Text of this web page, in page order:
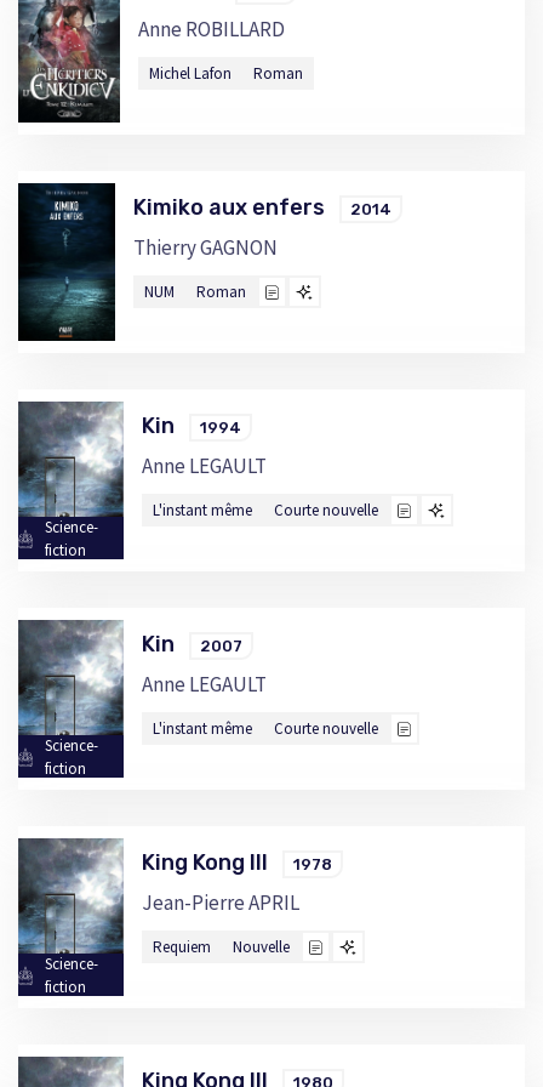
Anne ROBILLARD
Michel Lafon Roman
Kimiko aux enfers 2014
Thierry GAGNON
NUM Roman
Science-
fiction
Kin 1994
Anne LEGAULT
L'instant même Courte nouvelle
Science-
fiction
Kin 2007
Anne LEGAULT
L'instant même Courte nouvelle
Science-
fiction
King Kong III 1978
Jean-Pierre APRIL
Requiem Nouvelle
King Kong III 1980